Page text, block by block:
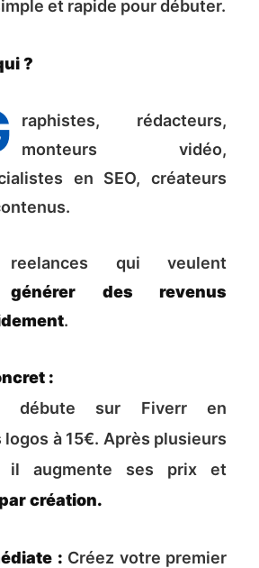
et rapide pour débuter.
?
raphistes, rédacteurs,
monteurs vidéo,
en SEO, créateurs
reelances qui veulent
générer des revenus
.
:
débute sur Fiverr en
à 15€. Après plusieurs
il augmente ses prix et
création.
: Créez votre premier